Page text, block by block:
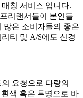
칭 서비스 입니다.
리랜서들이 본인들
많은 소비자들의 좋은
티 및 A/S에도 신경
요청으로 다량의
색 혹은 투명으로 바